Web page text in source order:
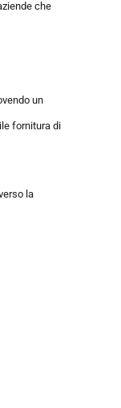
che
un
fornitura di
la